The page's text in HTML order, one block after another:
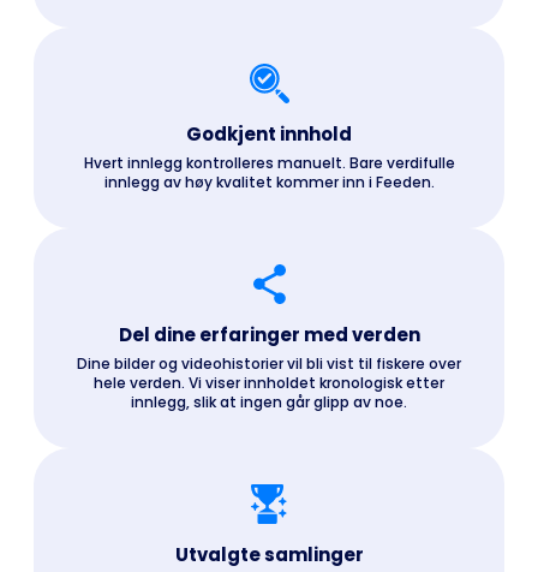
Godkjent innhold
Hvert innlegg kontrolleres manuelt. Bare verdifulle
innlegg av høy kvalitet kommer inn i Feeden.
Del dine erfaringer med verden
Dine bilder og videohistorier vil bli vist til fiskere over
hele verden. Vi viser innholdet kronologisk etter
innlegg, slik at ingen går glipp av noe.
Utvalgte samlinger